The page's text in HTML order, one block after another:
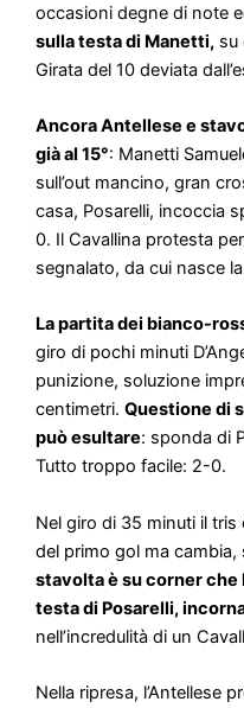
occasioni degne di note
sulla testa di Manetti, su
Girata del 10 deviata
Ancora Antellese e
già al 15°: Manetti
sull’out mancino, gran
casa, Posarelli, incoccia
0. Il Cavallina protesta
segnalato, da cui nasce
La partita dei bianco-
giro di pochi minuti
punizione, soluzione
centimetri. Questione di
può esultare: sponda di
Tutto troppo facile: 2-0.
Nel giro di 35 minuti il tris
del primo gol ma
stavolta è su corner
testa di Posarelli,
nell’incredulità di un
Nella ripresa, l’Antellese